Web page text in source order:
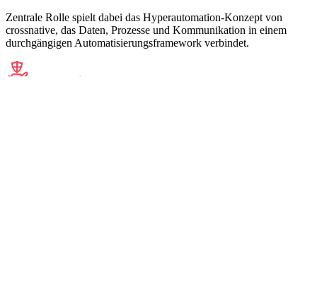
Zentrale Rolle spielt dabei das Hyperautomation-Konzept von
crossnative, das Daten, Prozesse und Kommunikation in einem
durchgängigen Automatisierungsframework verbindet.
Insurance Services